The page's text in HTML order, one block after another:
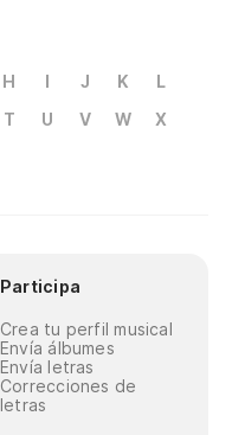
H I J K
L
T U V W
X
Participa
Crea tu perfil musical
Envía álbumes
Envía letras
Correcciones de
letras